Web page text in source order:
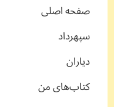
صفحه اصلی
سپهرداد
دیاران
کتاب‌های من